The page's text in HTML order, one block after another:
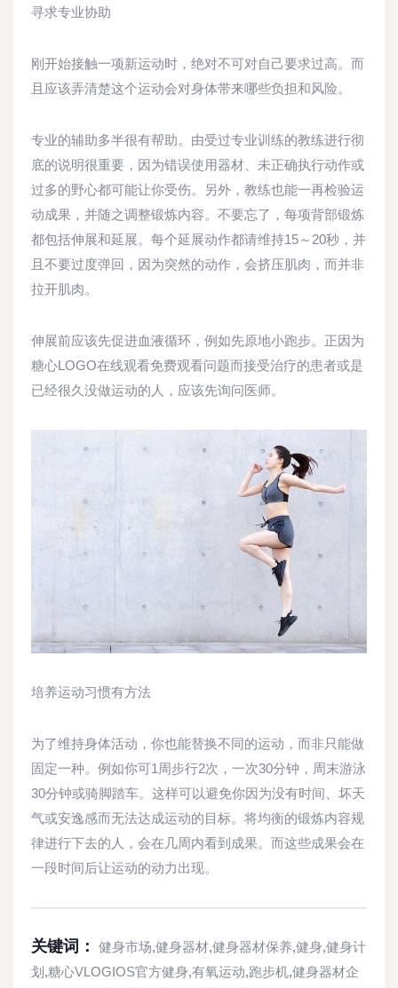
寻求专业协助
刚开始接触一项新运动时，绝对不可对自己要求过高。而
且应该弄清楚这个运动会对身体带来哪些负担和风险。
专业的辅助多半很有帮助。由受过专业训练的教练进行彻
底的说明很重要，因为错误使用器材、未正确执行动作或
过多的野心都可能让你受伤。另外，教练也能一再检验运
动成果，并随之调整锻炼内容。不要忘了，每项背部锻炼
都包括伸展和延展。每个延展动作都请维持15～20秒，并
且不要过度弹回，因为突然的动作，会挤压肌肉，而并非
拉开肌肉。
伸展前应该先促进血液循环，例如先原地小跑步。正因为
糖心LOGO在线观看免费观看问题而接受治疗的患者或是
已经很久没做运动的人，应该先询问医师。
培养运动习惯有方法
为了维持身体活动，你也能替换不同的运动，而非只能做
固定一种。例如你可1周步行2次，一次30分钟，周末游泳
30分钟或骑脚踏车。这样可以避免你因为没有时间、坏天
气或安逸感而无法达成运动的目标。将均衡的锻炼内容规
律进行下去的人，会在几周内看到成果。而这些成果会在
一段时间后让运动的动力出现。
关键词： 健身市场,健身器材,健身器材保养,健身,健身计
划 ,糖心VLOGIOS官方健身,有氧运动,跑步机,健身器材企